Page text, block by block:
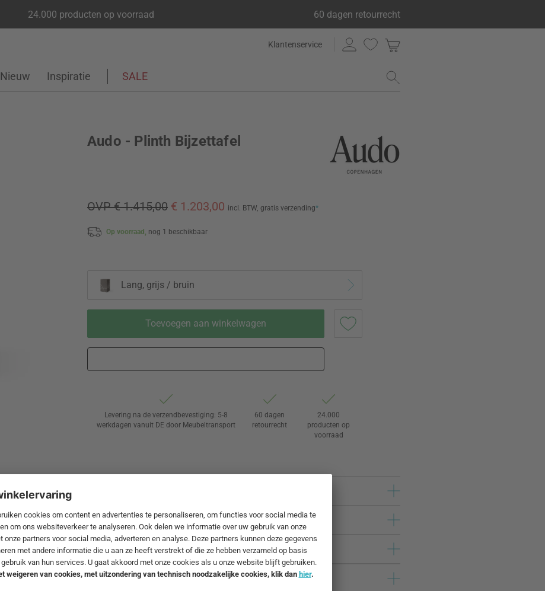
24.000 producten op voorraad 60 dagen retourrecht
Klantenservice
Nieuw Inspiratie SALE
Audo - Plinth Bijzettafel
OVP € 1.415,00 € 1.203,00 incl. BTW, gratis verzending*
Op voorraad, nog 1 beschikbaar
Lang, grijs / bruin
Toevoegen aan winkelwagen
Levering na de verzendbevestiging: 5-8
werkdagen vanuit DE door Meubeltransport
60 dagen
retourrecht
24.000
producten op
voorraad